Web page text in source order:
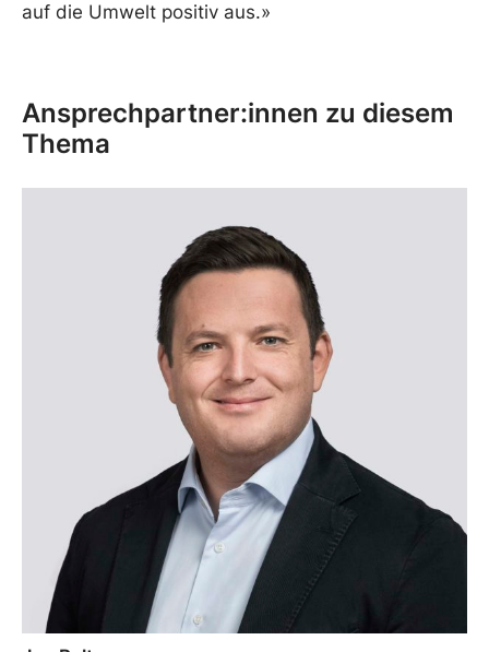
auf die Umwelt positiv aus.»
Ansprechpartner:innen zu diesem
Thema